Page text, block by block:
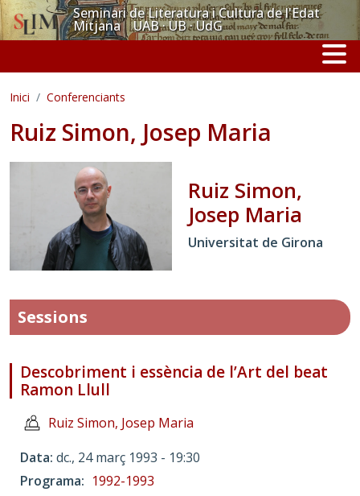
Vés al contingutSeminari de Literatura i Cultura de l'Edat
Mitjana UAB · UB · UdG
Inici Conferenciants
Ruiz Simon, Josep Maria
Ruiz Simon,
Josep Maria
Universitat de Girona
Sessions
Descobriment i essència de l’Art del beat
Ramon Llull
Ruiz Simon, Josep Maria
Data dc., 24 març 1993 - 19:30
Programa
1992-1993